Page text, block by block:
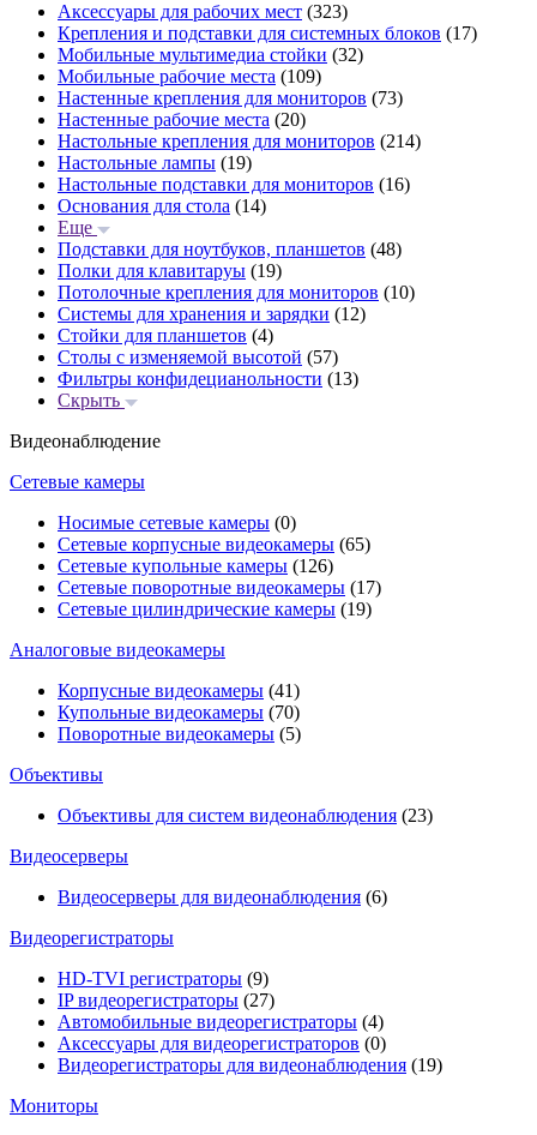
Аксессуары для рабочих мест (323)
Крепления и подставки для системных блоков (17)
Мобильные мультимедиа стойки (32)
Мобильные рабочие места (109)
Настенные крепления для мониторов (73)
Настенные рабочие места (20)
Настольные крепления для мониторов (214)
Настольные лампы (19)
Настольные подставки для мониторов (16)
Основания для стола (14)
Еще
Подставки для ноутбуков, планшетов (48)
Полки для клавитаруы (19)
Потолочные крепления для мониторов (10)
Системы для хранения и зарядки (12)
Стойки для планшетов (4)
Столы с изменяемой высотой (57)
Фильтры конфидецианольности (13)
Скрыть
Видеонаблюдение
Сетевые камеры
Носимые сетевые камеры (0)
Сетевые корпусные видеокамеры (65)
Сетевые купольные камеры (126)
Сетевые поворотные видеокамеры (17)
Сетевые цилиндрические камеры (19)
Аналоговые видеокамеры
Корпусные видеокамеры (41)
Купольные видеокамеры (70)
Поворотные видеокамеры (5)
Объективы
Объективы для систем видеонаблюдения (23)
Видеосерверы
Видеосерверы для видеонаблюдения (6)
Видеорегистраторы
HD-TVI регистраторы (9)
IP видеорегистраторы (27)
Автомобильные видеорегистраторы (4)
Аксессуары для видеорегистраторов (0)
Видеорегистраторы для видеонаблюдения (19)
Мониторы